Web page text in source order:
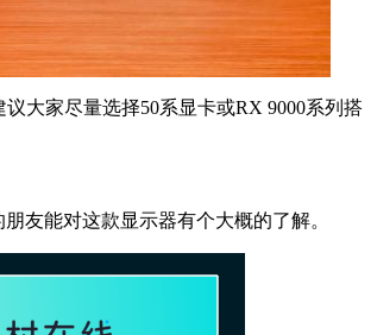
大家尽量选择50系显卡或RX 9000系列搭
友能对这款显示器有个大概的了解。